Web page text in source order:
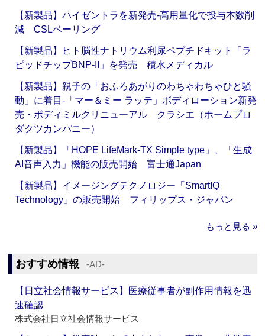
【新製品】ハイゼントラを新発売‐高用量化で投与本数削
減 CSLベーリング
【新製品】ヒト脳性ナトリウム利尿ペプチドキット「ラ
ピッドチップBNP-II」を発売 積水メディカル
【新製品】親子の「おふろあがりのわちゃわちゃひと騒
動」に着目‐「マー＆ミー ラッテ」ボディローション新発
売・ボディミルクリニューアル クラシエ（ホームプロ
ダクツカンパニー）
【新製品】「HOPE LifeMark-TX Simple type」、「生成
AI音声入力」機能の販売開始 富士通Japan
【新製品】イメージングテクノロジー「SmartIQ
Technology」の販売開始 フィリップス・ジャパン
もっと見る »
おすすめ情報 ‐AD‐
【日立社会情報サービス】医療従事者が副作用情報を迅
速確認
株式会社日立社会情報サービス